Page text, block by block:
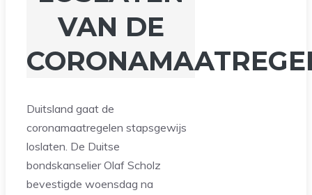
VAN DE
Duitsland gaat de
coronamaatregelen stapsgewijs
loslaten. De Duitse
bondskanselier Olaf Scholz
bevestigde woensdag na